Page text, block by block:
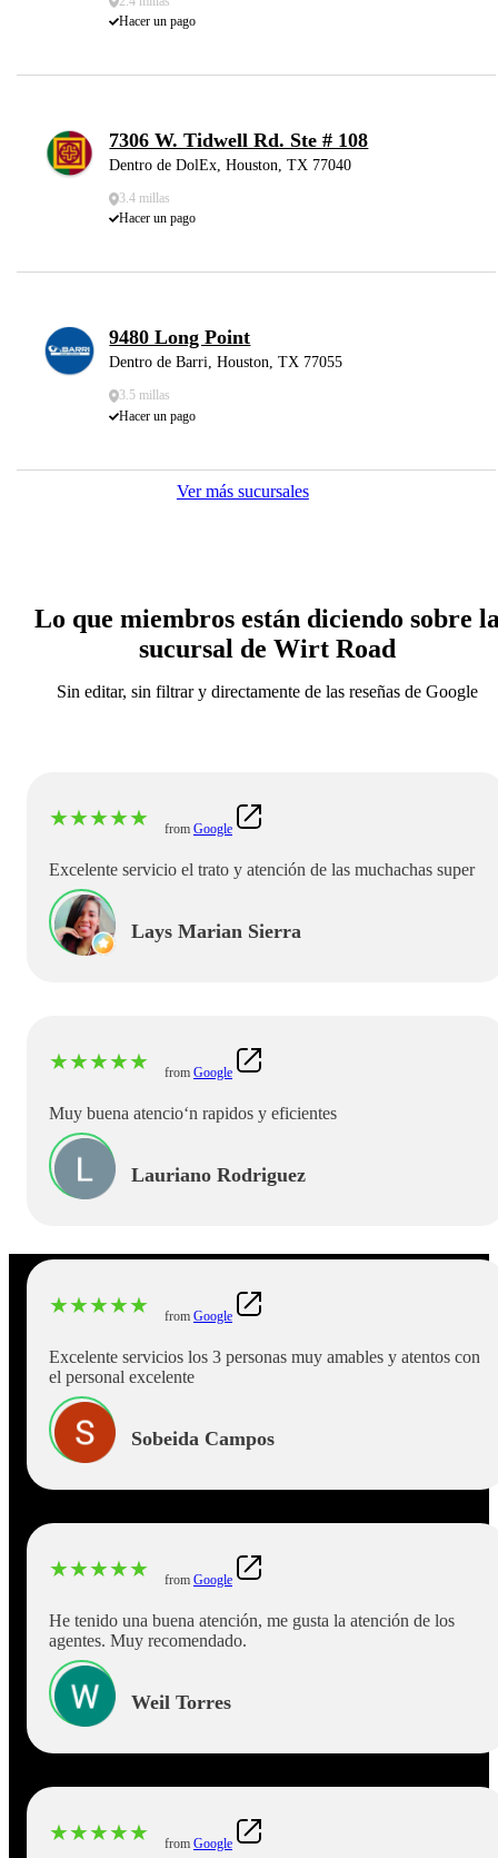
Hacer un pago
7306 W. Tidwell Rd. Ste # 108
Dentro de DolEx, Houston, TX 77040
3.4 millas
Hacer un pago
9480 Long Point
Dentro de Barri, Houston, TX 77055
3.5 millas
Hacer un pago
Ver más sucursales
Lo que miembros están diciendo sobre
sucursal de Wirt Road
Sin editar, sin filtrar y directamente de las reseñas de Google
★★★★★ from Google
Excelente servicio el trato y atención de las muchachas super
Lays Marian Sierra
★★★★★ from Google
Muy buena atencioʻn rapidos y eficientes
Lauriano Rodriguez
★★★★★ from Google
Excelente servicios los 3 personas muy amables y atentos con
el personal excelente
Sobeida Campos
★★★★★ from Google
He tenido una buena atención, me gusta la atención de los
agentes. Muy recomendado.
Weil Torres
★★★★★ from Google